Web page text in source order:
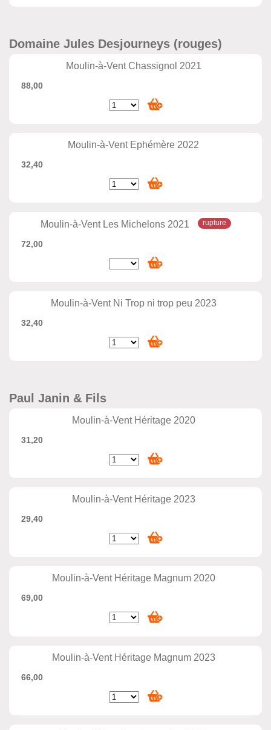
Domaine Jules Desjourneys (rouges)
Moulin-à-Vent Chassignol 2021
88,00
Moulin-à-Vent Ephémère 2022
32,40
Moulin-à-Vent Les Michelons 2021
72,00
Moulin-à-Vent Ni Trop ni trop peu 2023
32,40
Paul Janin & Fils
Moulin-à-Vent Héritage 2020
31,20
Moulin-à-Vent Héritage 2023
29,40
Moulin-à-Vent Héritage Magnum 2020
69,00
Moulin-à-Vent Héritage Magnum 2023
66,00